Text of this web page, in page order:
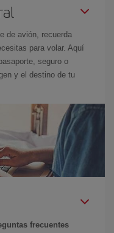
de avión, recuerda
para volar. Aquí
seguro o
y el destino de tu
frecuentes